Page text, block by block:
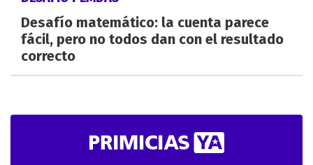
Desafío matemático: la cuenta parece
fácil, pero no todos dan con el resultado
correcto